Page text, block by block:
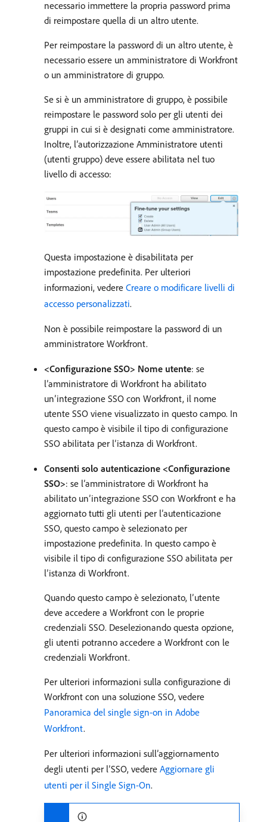
necessario immettere la propria password prima
di reimpostare quella di un altro utente.
Per reimpostare la password di un altro utente, è
necessario essere un amministratore di Workfront
o un amministratore di gruppo.
Se si è un amministratore di gruppo, è possibile
reimpostare le password solo per gli utenti dei
gruppi in cui si è designati come amministratore.
Inoltre, l’autorizzazione Amministratore utenti
(utenti gruppo) deve essere abilitata nel tuo
livello di accesso:
Questa impostazione è disabilitata per
impostazione predefinita. Per ulteriori
informazioni, vedere Creare o modificare livelli di
accesso personalizzati.
Non è possibile reimpostare la password di un
amministratore Workfront.
<Configurazione SSO> Nome utente: se
l’amministratore di Workfront ha abilitato
un’integrazione SSO con Workfront, il nome
utente SSO viene visualizzato in questo campo. In
questo campo è visibile il tipo di configurazione
SSO abilitata per l’istanza di Workfront.
Consenti solo autenticazione <Configurazione
SSO>: se l’amministratore di Workfront ha
abilitato un’integrazione SSO con Workfront e ha
aggiornato tutti gli utenti per l’autenticazione
SSO, questo campo è selezionato per
impostazione predefinita. In questo campo è
visibile il tipo di configurazione SSO abilitata per
l’istanza di Workfront.
Quando questo campo è selezionato, l’utente
deve accedere a Workfront con le proprie
credenziali SSO. Deselezionando questa opzione,
gli utenti potranno accedere a Workfront con le
credenziali Workfront.
Per ulteriori informazioni sulla configurazione di
Workfront con una soluzione SSO, vedere
Panoramica del single sign-on in Adobe
Workfront.
Per ulteriori informazioni sull’aggiornamento
degli utenti per l’SSO, vedere Aggiornare gli
utenti per il Single Sign-On.